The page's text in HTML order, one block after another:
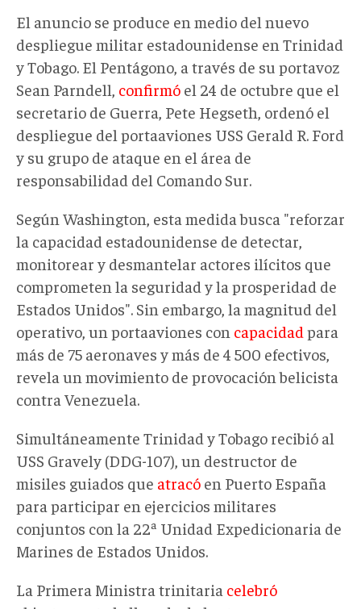
El anuncio se produce en medio del nuevo
despliegue militar estadounidense en Trinidad
y Tobago. El Pentágono, a través de su portavoz
Sean Parndell, confirmó el 24 de octubre que el
secretario de Guerra, Pete Hegseth, ordenó el
despliegue del portaaviones USS Gerald R. Ford
y su grupo de ataque en el área de
responsabilidad del Comando Sur.
Según Washington, esta medida busca "reforzar
la capacidad estadounidense de detectar,
monitorear y desmantelar actores ilícitos que
comprometen la seguridad y la prosperidad de
Estados Unidos". Sin embargo, la magnitud del
operativo un portaaviones con capacidad para
más de 75 aeronaves y más de 4 500 efectivos
revela un movimiento de provocación belicista
contra Venezuela.
Simultáneamente Trinidad y Tobago recibió al
USS Gravely (DDG-107), un destructor de
misiles guiados que atracó en Puerto España
para participar en ejercicios militares
conjuntos con la 22ª Unidad Expedicionaria de
Marines de Estados Unidos.
La Primera Ministra trinitaria celebró